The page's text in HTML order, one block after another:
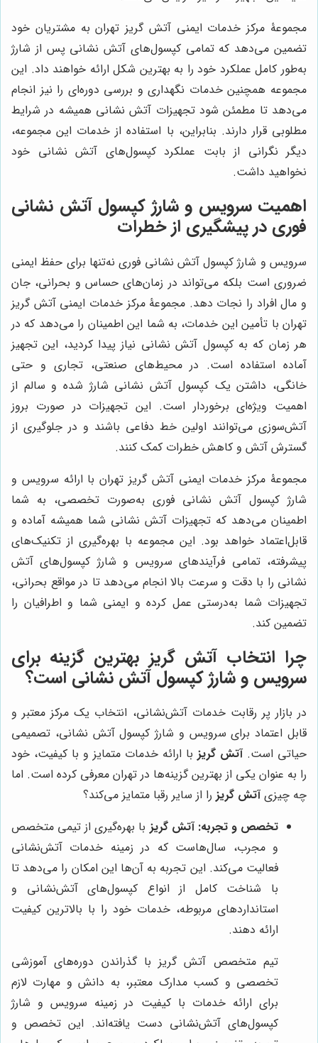
مجموعۀ مرکز خدمات ایمنی آتش گریز تهران به مشتریان خود
تضمین می‌دهد که تمامی کپسول‌های آتش نشانی پس از شارژ
به‌طور کامل عملکرد خود را به بهترین شکل ارائه خواهند داد. این
مجموعه همچنین خدمات نگهداری و بررسی دوره‌ای را نیز انجام
می‌دهد تا مطمئن شود تجهیزات آتش نشانی همیشه در شرایط
مطلوبی قرار دارند. بنابراین، با استفاده از خدمات این مجموعه،
دیگر نگرانی از بابت عملکرد کپسول‌های آتش نشانی خود
نخواهید داشت.
اهمیت سرویس و شارژ کپسول آتش نشانی
فوری در پیشگیری از خطرات
سرویس و شارژ کپسول آتش نشانی فوری نه‌تنها برای حفظ ایمنی
ضروری است بلکه می‌تواند در زمان‌های حساس و بحرانی، جان
و مال افراد را نجات دهد. مجموعۀ مرکز خدمات ایمنی آتش گریز
تهران با تأمین این خدمات، به شما این اطمینان را می‌دهد که در
هر زمان که به کپسول آتش نشانی نیاز پیدا کردید، این تجهیز
آماده استفاده است. در محیط‌های صنعتی، تجاری و حتی
خانگی، داشتن یک کپسول آتش نشانی شارژ شده و سالم از
اهمیت ویژه‌ای برخوردار است. این تجهیزات در صورت بروز
آتش‌سوزی می‌توانند اولین خط دفاعی باشند و در جلوگیری از
گسترش آتش و کاهش خطرات کمک کنند.
مجموعۀ مرکز خدمات ایمنی آتش گریز تهران با ارائه سرویس و
شارژ کپسول آتش نشانی فوری به‌صورت تخصصی، به شما
اطمینان می‌دهد که تجهیزات آتش نشانی شما همیشه آماده و
قابل‌اعتماد خواهد بود. این مجموعه با بهره‌گیری از تکنیک‌های
پیشرفته، تمامی فرآیندهای سرویس و شارژ کپسول‌های آتش
نشانی را با دقت و سرعت بالا انجام می‌دهد تا در مواقع بحرانی،
تجهیزات شما به‌درستی عمل کرده و ایمنی شما و اطرافیان را
تضمین کند.
چرا انتخابآتش گریز بهترین گزینه برای
سرویس و شارژ کپسول آتش نشانی است؟
در بازار پر رقابت خدمات آتش‌نشانی، انتخاب یک مرکز معتبر و
قابل اعتماد برای سرویس و شارژ کپسول آتش نشانی، تصمیمی
حیاتی است.آتش گریز با ارائه خدمات متمایز و با کیفیت، خود
را به عنوان یکی از بهترین گزینه‌ها در تهران معرفی کرده است. اما
چه چیزیآتش گریز را از سایر رقبا متمایز می‌کند؟
تخصص و تجربه: آتش گریز با بهره‌گیری از تیمی متخصص
و مجرب، سال‌هاست که در زمینه خدمات آتش‌نشانی
فعالیت می‌کند. این تجربه به آن‌ها این امکان را می‌دهد تا
با شناخت کامل از انواع کپسول‌های آتش‌نشانی و
استانداردهای مربوطه، خدمات خود را با بالاترین کیفیت
ارائه دهند.
تیم متخصص آتش گریز با گذراندن دوره‌های آموزشی
تخصصی و کسب مدارک معتبر، به دانش و مهارت لازم
برای ارائه خدمات با کیفیت در زمینه سرویس و شارژ
کپسول‌های آتش‌نشانی دست یافته‌اند. این تخصص و